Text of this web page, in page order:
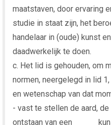
maatstaven, door ervaring
studie in staat zijn, het
handelaar in (oude) kunst
daadwerkelijk te doen.
c. Het lid is gehouden, om
normen, neergelegd in lid
en wetenschap van dat
- vast te stellen de aard,
ontstaan van een